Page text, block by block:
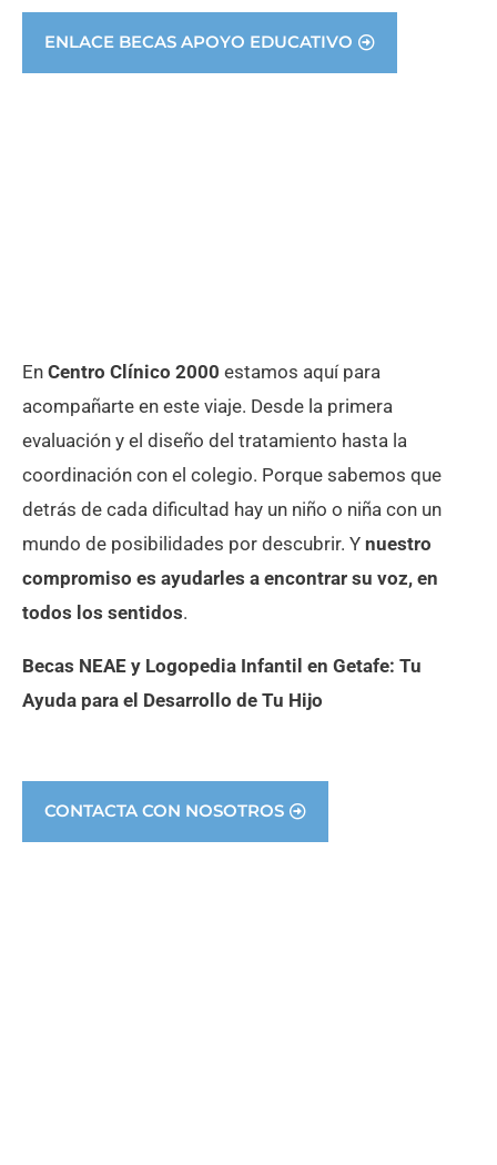
ENLACE BECAS APOYO EDUCATIVO
En Centro Clínico 2000 estamos aquí para
acompañarte en este viaje. Desde la primera
evaluación y el diseño del tratamiento hasta la
coordinación con el colegio. Porque sabemos que
detrás de cada dificultad hay un niño o niña con un
mundo de posibilidades por descubrir. Y nuestro
compromiso es ayudarles a encontrar su voz, en
todos los sentidos.
Becas NEAE y Logopedia Infantil en Getafe: Tu
Ayuda para el Desarrollo de Tu Hijo
CONTACTA CON NOSOTROS